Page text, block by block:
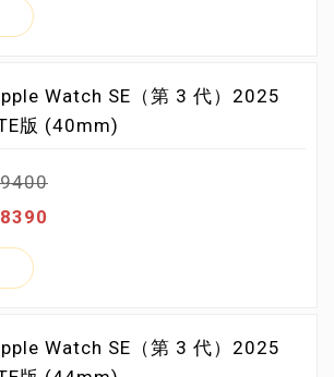
Watch SE（第 3 代）2025
版 (40mm)
Watch SE（第 3 代）2025